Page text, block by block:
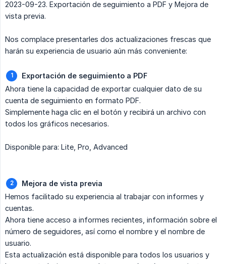
2023-09-23. Exportación de seguimiento a PDF y Mejora de
vista previa.
Nos complace presentarles dos actualizaciones frescas que
harán su experiencia de usuario aún más conveniente:
Exportación de seguimiento a PDF
Ahora tiene la capacidad de exportar cualquier dato de su
cuenta de seguimiento en formato PDF.
Simplemente haga clic en el botón y recibirá un archivo con
todos los gráficos necesarios.
Disponible para: Lite, Pro, Advanced
Mejora de vista previa
Hemos facilitado su experiencia al trabajar con informes y
cuentas.
Ahora tiene acceso a informes recientes, información sobre el
número de seguidores, así como el nombre y el nombre de
usuario.
Esta actualización está disponible para todos los usuarios y